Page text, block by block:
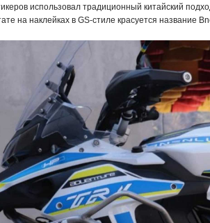
использовал традиционный китайский
на наклейках в GS-стиле красуется название